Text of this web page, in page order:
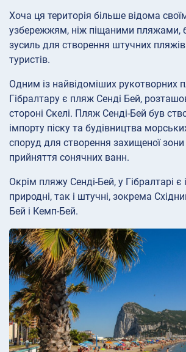
Хоча ця територія більше відома
узбережжям, ніж піщаними пляжами,
зусиль для створення штучних пляжів
туристів.
Одним із найвідоміших рукотворних
Гібралтару є пляж Сенді Бей,
стороні Скелі. Пляж Сенді-Бей був
імпорту піску та будівництва
споруд для створення захищеної
прийняття сонячних ванн.
Окрім пляжу Сенді-Бей, у Гібралтарі є
природні, так і штучні, зокрема
Бей і Кемп-Бей.